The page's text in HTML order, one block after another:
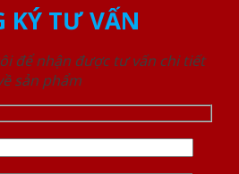
KÝ TƯ VẤN
để nhận được tư vấn chi tiết
sản phẩm